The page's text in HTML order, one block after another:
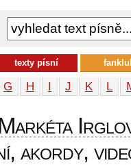
G H I J K L
akordy,
texty písní